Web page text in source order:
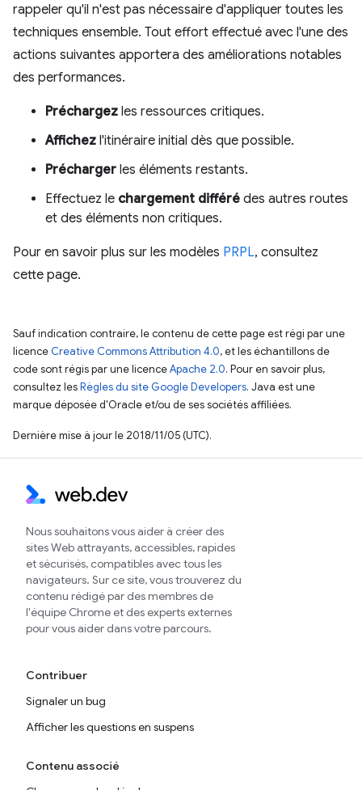
rappeler qu'il n'est pas nécessaire d'appliquer toutes les
techniques ensemble. Tout effort effectué avec l'une des
actions suivantes apportera des améliorations notables
des performances.
Préchargez les ressources critiques.
Affichez l'itinéraire initial dès que possible.
Précharger les éléments restants.
Effectuez le chargement différé des autres routes
et des éléments non critiques.
Pour en savoir plus sur les modèles PRPL, consultez
cette page.
Sauf indication contraire, le contenu de cette page est régi par une
licence Creative Commons Attribution 4.0, et les échantillons de
code sont régis par une licenceApache 2.0. Pour en savoir plus,
consultez lesRègles du site Google Developers. Java est une
marque déposée d'Oracle et/ou de ses sociétés affiliées.
Dernière mise à jour le 2018/11/05 (UTC).
Nous souhaitons vous aider à créer des
sites Web attrayants, accessibles, rapides
et sécurisés, compatibles avec tous les
navigateurs. Sur ce site, vous trouverez du
contenu rédigé par des membres de
l'équipe Chrome et des experts externes
pour vous aider dans votre parcours.
Contribuer
Signaler un bug
Afficher les questions en suspens
Contenu associé